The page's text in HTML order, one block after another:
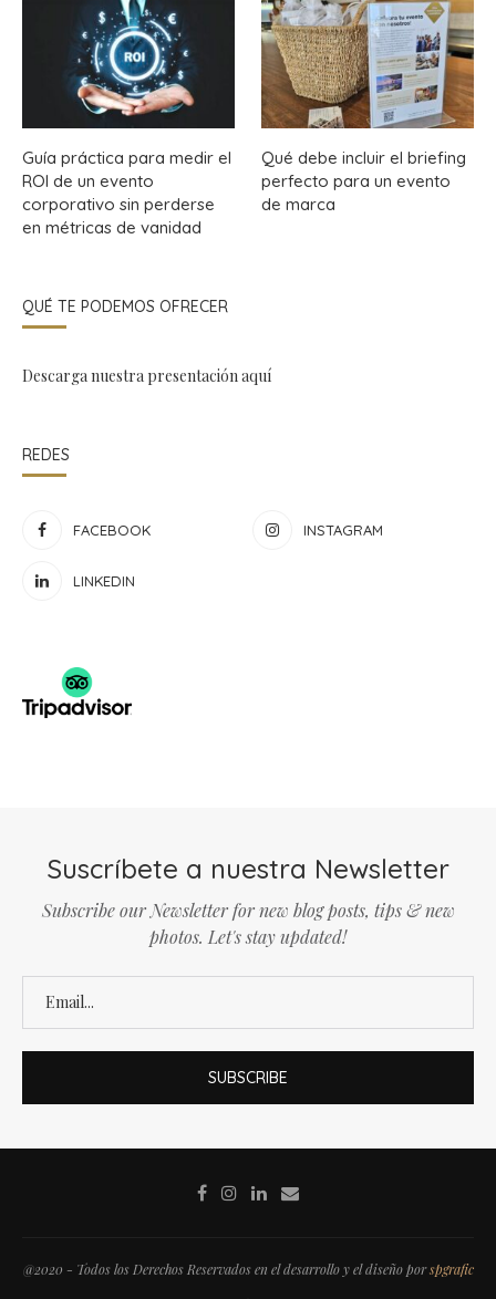
Guía práctica para medir el
ROI de un evento
corporativo sin perderse
en métricas de vanidad
Qué debe incluir el briefing
perfecto para un evento
de marca
QUÉ TE PODEMOS OFRECER
Descarga nuestra presentaciónaquí
REDES
FACEBOOK INSTAGRAM
LINKEDIN
Suscríbete a nuestra Newsletter
Subscribe our Newsletter for new blog posts, tips & new
photos. Let's stay updated!
@2020 - Todos los Derechos Reservados en el desarrollo y el diseño porspgrafic